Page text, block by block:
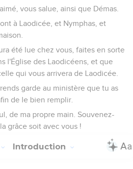
vous salue, ainsi que Démas.
à Laodicée, et Nymphas, et
été lue chez vous, faites en sorte
l'Église des Laodicéens, et que
qui vous arrivera de Laodicée.
garde au ministère que tu as
de le bien remplir.
de ma propre main. Souvenez-
grâce soit avec vous !
Introduction